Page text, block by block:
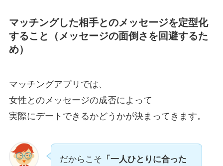
マッチングした相手とのメッセージを定型化
すること（メッセージの面倒さを回避するた
め）
マッチングアプリでは、
女性とのメッセージの成否によって
実際にデートできるかどうかが決まってきます。
だからこそ 「一人ひとりに合った